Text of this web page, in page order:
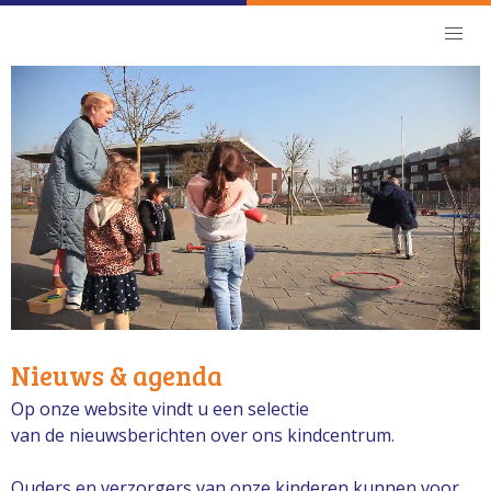
Nieuws & agenda
Op onze website vindt u een selectie
van de nieuwsberichten over ons kindcentrum.